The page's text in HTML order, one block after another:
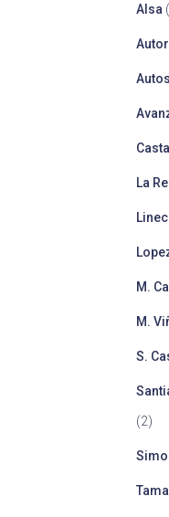
Alsa
La
M.
M.
S.
(2)